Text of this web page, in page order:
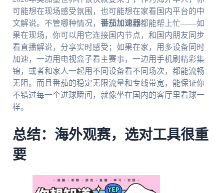
可能想在现场感受氛围，也可能想在家看国内平台的中
文解说。不管哪种情况， 番茄加速器都能帮上忙——如
果在现场，你可以用它连接国内节点，和国内朋友同步
看直播解说，分享实时感受；如果在家，用多设备同时
加速，一边用电视盒子看主赛事，一边用手机刷精彩集
锦，或者和家人一起用不同设备看不同场次，都能流畅
无阻。而且番茄的稳定无限流量和专线带宽，能保证你
不错过每一个进球瞬间，就像坐在国内的客厅里看球一
样。
总结：海外观赛，选对工具很重
要